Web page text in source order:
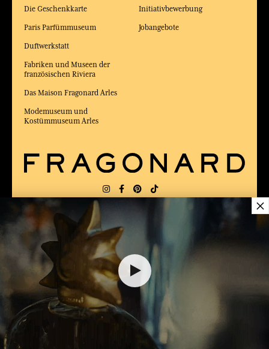
42,00 €
DEM WARENKORB HINZUFÜGEN
Die Geschenkkarte
Paris Parfümmuseum
Duftwerkstatt
Fabriken und Museen der
französischen Riviera
Das Maison Fragonard Arles
Modemuseum und
Kostümmuseum Arles
Initiativbewerbung
Jobangebote
LIEFERUNG: FR
ZUM BESTEN ONLINE-COMMERCE-SITE
2025 vom Magazin Capital gewählt
×